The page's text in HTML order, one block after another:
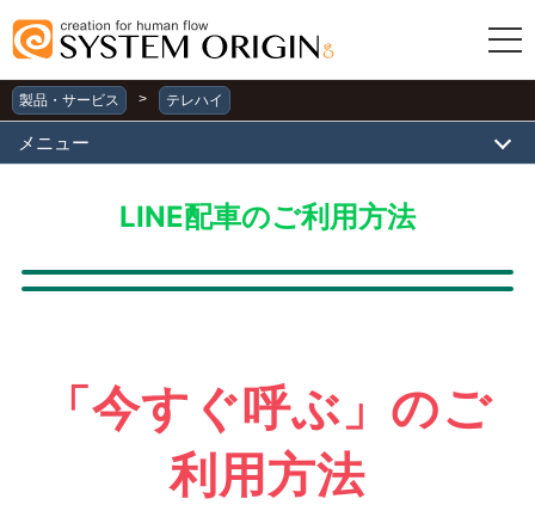
製品・サービス > テレハイ
メニュー
LINE配車のご利用方法
「今すぐ呼ぶ」のご
利用方法